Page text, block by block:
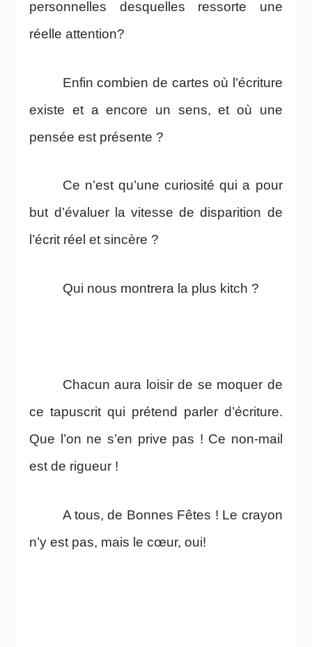
personnelles desquelles ressorte une
réelle attention?
Enfin combien de cartes où l’écriture
existe et a encore un sens, et où une
pensée est présente ?
Ce n’est qu’une curiosité qui a pour
but d’évaluer la vitesse de disparition de
l’écrit réel et sincère ?
Qui nous montrera la plus kitch ?
Chacun aura loisir de se moquer de
ce tapuscrit qui prétend parler d’écriture.
Que l’on ne s’en prive pas ! Ce non-mail
est de rigueur !
A tous, de Bonnes Fêtes ! Le crayon
n’y est pas, mais le cœur, oui!